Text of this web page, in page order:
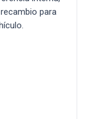
para